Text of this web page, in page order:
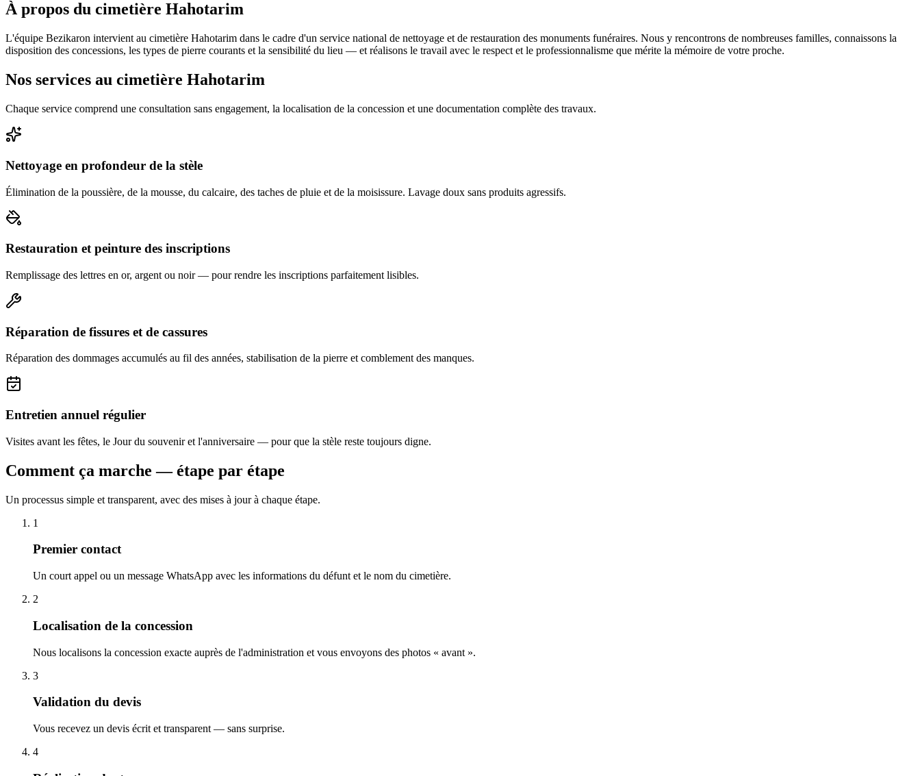
À propos du cimetière Hahotarim
L'équipe Bezikaron intervient au cimetière Hahotarim dans le cadre d'un service national de nettoyage et de restauration des monuments funéraires. Nous y rencontrons de nombreuses familles, connaissons la
disposition des concessions, les types de pierre courants et la sensibilité du lieu — et réalisons le travail avec le respect et le professionnalisme que mérite la mémoire de votre proche.
Nos services au cimetière Hahotarim
Chaque service comprend une consultation sans engagement, la localisation de la concession et une documentation complète des travaux.
Nettoyage en profondeur de la stèle
Élimination de la poussière, de la mousse, du calcaire, des taches de pluie et de la moisissure. Lavage doux sans produits agressifs.
Restauration et peinture des inscriptions
Remplissage des lettres en or, argent ou noir — pour rendre les inscriptions parfaitement lisibles.
Réparation de fissures et de cassures
Réparation des dommages accumulés au fil des années, stabilisation de la pierre et comblement des manques.
Entretien annuel régulier
Visites avant les fêtes, le Jour du souvenir et l'anniversaire — pour que la stèle reste toujours digne.
Comment ça marche — étape par étape
Un processus simple et transparent, avec des mises à jour à chaque étape.
1
Premier contact
Un court appel ou un message WhatsApp avec les informations du défunt et le nom du cimetière.
2
Localisation de la concession
Nous localisons la concession exacte auprès de l'administration et vous envoyons des photos « avant ».
3
Validation du devis
Vous recevez un devis écrit et transparent — sans surprise.
4